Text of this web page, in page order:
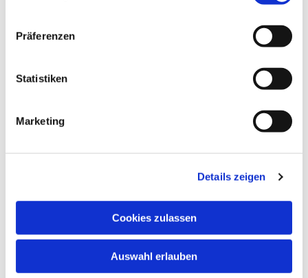
Präferenzen
Statistiken
Marketing
Details zeigen
Cookies zulassen
Auswahl erlauben